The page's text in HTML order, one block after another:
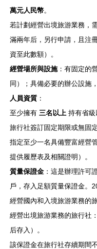
萬元人民幣。
若計劃經營出境旅游業務，
滿兩年后，另行申請，且注
資至此數額）。
經營場所與設施：有固定的
同）；具備必要的辦公設施
人員資質 ：
至少擁有 三名以上 持有省
旅行社簽訂固定期限或無固
指定至少一名具備豐富經營
提供履歷表及相關證明）。
質量保證金 ：這是辦理許可
戶，存入足額質量保證金。
經營國內和入境旅游業務的
經營出境旅游業務的旅行社：
后存入）。
該保證金在旅行社存續期間